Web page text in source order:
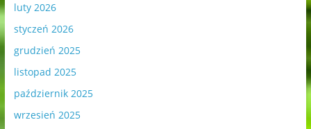
luty 2026
styczeń 2026
grudzień 2025
listopad 2025
październik 2025
wrzesień 2025